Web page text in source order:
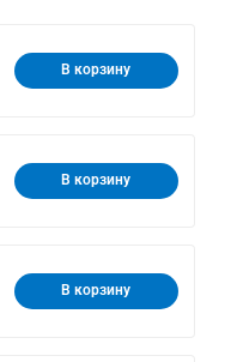
В корзину
В корзину
В корзину